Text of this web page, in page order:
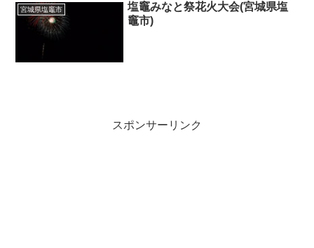
宮城県塩竈市
塩竈みなと祭花火大会(宮城県塩
竈市)
スポンサーリンク